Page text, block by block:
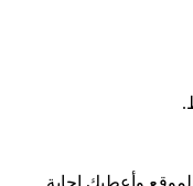
وأعطيك إجابة